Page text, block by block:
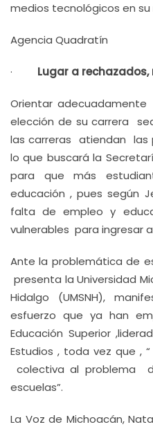
medios tecnológicos en
Agencia Quadratín
· Lugar a rechazados,
Orientar
elección de su carrera
las carreras atiendan las
lo que buscará la
para que más
educación , pues según
falta de empleo y
vulnerables para ingresar
Ante la problemática de
presenta la Universidad
Hidalgo (UMSNH),
esfuerzo que ya han
Educación Superior
Estudios , toda vez que ,
colectiva al problema
escuelas”.
La Voz de Michoacán,